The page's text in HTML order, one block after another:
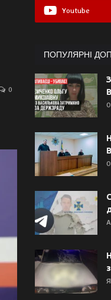
0
Youtube
ПОПУЛЯРНІ